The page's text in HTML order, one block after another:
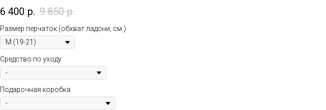
6 400 р. 9 850 р.
Размер перчаток (обхват ладони, см.)
Средство по уходу
Подарочная коробка